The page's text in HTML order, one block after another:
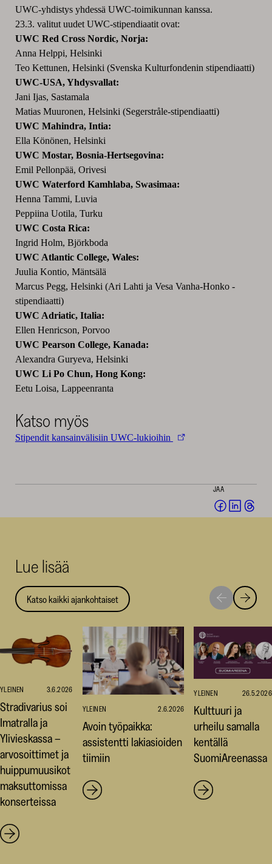
UWC-yhdistys yhdessä UWC-toimikunnan kanssa.
23.3. valitut uudet UWC-stipendiaatit ovat:
UWC Red Cross Nordic, Norja:
Anna Helppi, Helsinki
Teo Kettunen, Helsinki (Svenska Kulturfondenin stipendiaatti)
UWC-USA, Yhdysvallat:
Jani Ijas, Sastamala
Matias Muuronen, Helsinki (Segerstråle-stipendiaatti)
UWC Mahindra, Intia:
Ella Könönen, Helsinki
UWC Mostar, Bosnia-Hertsegovina:
Emil Pellonpää, Orivesi
UWC Waterford Kamhlaba, Swasimaa:
Henna Tammi, Luvia
Peppiina Uotila, Turku
UWC Costa Rica:
Ingrid Holm, Björkboda
UWC Atlantic College, Wales:
Juulia Kontio, Mäntsälä
Marcus Pegg, Helsinki (Ari Lahti ja Vesa Vanha-Honko -
stipendiaatti)
UWC Adriatic, Italia:
Ellen Henricson, Porvoo
UWC Pearson College, Kanada:
Alexandra Guryeva, Helsinki
UWC Li Po Chun, Hong Kong:
Eetu Loisa, Lappeenranta
Katso myös
Stipendit kansainvälisiin UWC-lukioihin
JAA
Jaa Jaa
Lue lisää
Katso kaikki ajankohtaiset
Siirry
seuraavaan
Siirry
YLEINEN 3.6.2026
Stradivarius soi
Imatralla ja
Ylivieskassa –
arvosoittimet ja
huippumuusikot
maksuttomissa
konserteissa
YLEINEN 2.6.2026
Avoin työpaikka:
assistentti lakiasioiden
tiimiin
YLEINEN 26.5.2026
Kulttuuri ja
urheilu samalla
kentällä
SuomiAreenassa